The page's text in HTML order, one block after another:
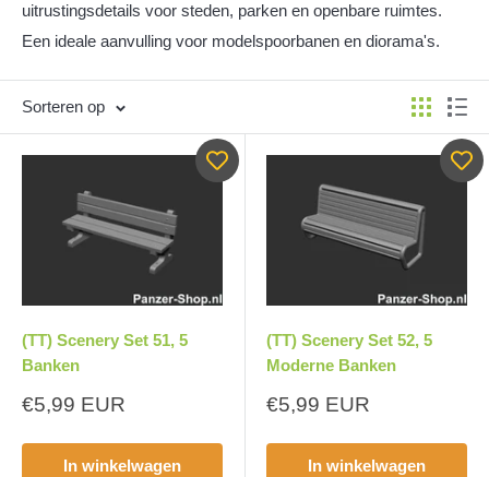
uitrustingsdetails voor steden, parken en openbare ruimtes.
Een ideale aanvulling voor modelspoorbanen en diorama's.
Sorteren op
(TT) Scenery Set 51, 5
Banken
Aanbiedingsprijs
€5,99 EUR
In winkelwagen
(TT) Scenery Set 52, 5
Moderne Banken
Aanbiedingsprijs
€5,99 EUR
In winkelwagen